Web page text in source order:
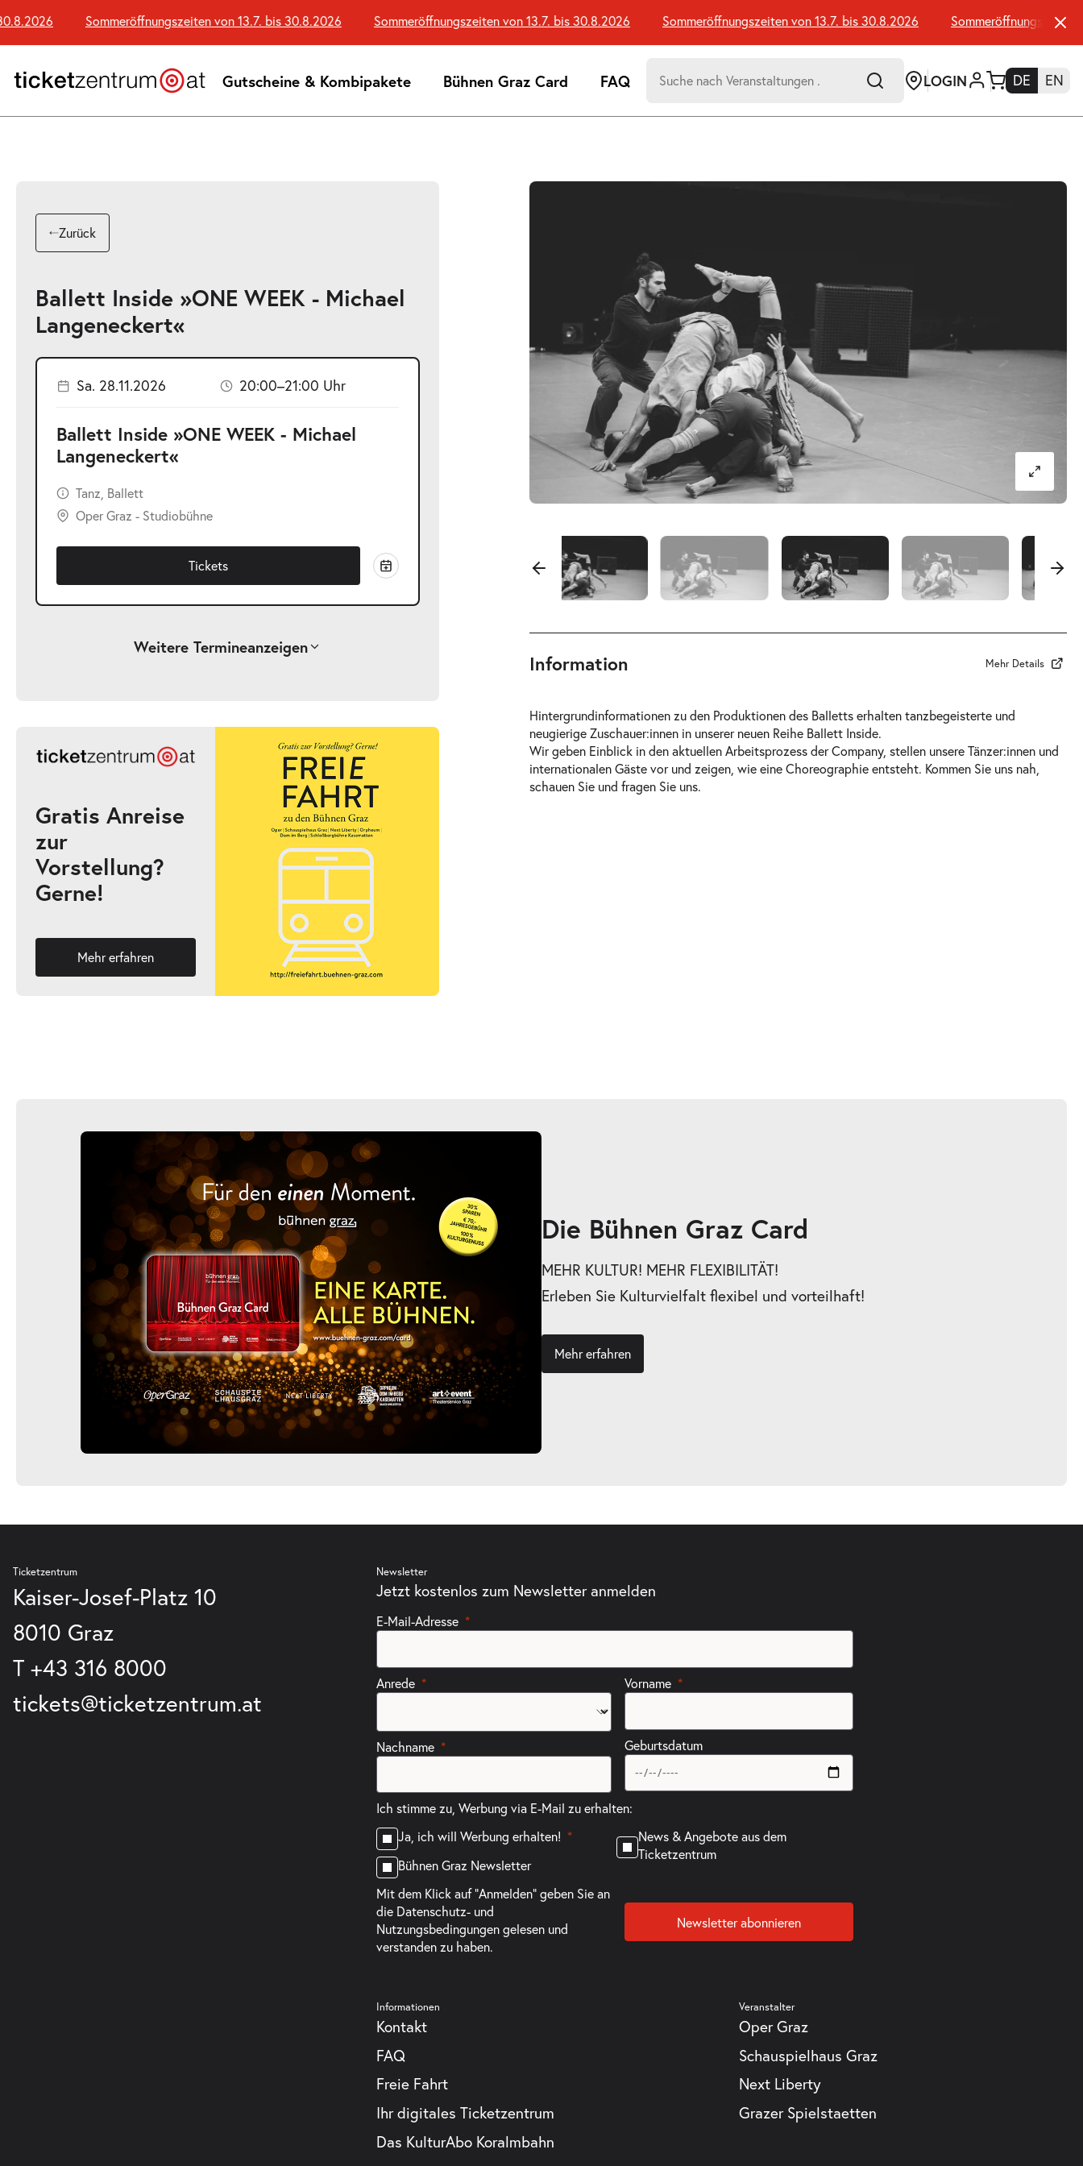
Seiteninhalt
Sommeröffnungszeiten von 13.7. bis 30.8.2026 Sommeröffnungszeiten von 13.7. bis 30.8.2026 Sommeröffnungszeiten von 13.7. bis 30.8.2026 Sommeröffnungszeiten
Gutscheine & Kombipakete Bühnen Graz Card FAQ
nach:
Anspringen
LOGIN DE EN
Zurück
Ballett Inside »ONE WEEK - Michael
Langeneckert«
Sa. 28.11.2026 20:00–21:00 Uhr
Ballett Inside »ONE WEEK - Michael
Langeneckert«
Tanz, Ballett
Oper Graz - Studiobühne
Tickets
Weitere Termineanzeigen
27.11.2026
Fr. 27.11.2026
Tickets
Ballett Inside »NEW MOVES - Jon Ole Olstad und
Heidi Vierthaler«
20:00–21:00 Uhr
Tickets
Gratis Anreise
zur
Vorstellung?
Gerne!
Mehr erfahren
Bildergalerie
Information Mehr Details
Hintergrundinformationen zu den Produktionen des Balletts erhalten tanzbegeisterte und
neugierige Zuschauer:innen in unserer neuen Reihe Ballett Inside.
Wir geben Einblick in den aktuellen Arbeitsprozess der Company, stellen unsere Tänzer:innen und
internationalen Gäste vor und zeigen, wie eine Choreographie entsteht. Kommen Sie uns nah,
schauen Sie und fragen Sie uns.
Die Bühnen Graz Card
MEHR KULTUR! MEHR FLEXIBILITÄT!
Erleben Sie Kulturvielfalt flexibel und vorteilhaft!
Mehr erfahren
Ticketzentrum
Kaiser-Josef-Platz 10
8010 Graz
T +43 316 8000
tickets@ticketzentrum.at
Newsletter
Jetzt kostenlos zum Newsletter anmelden
E-Mail-Adresse
Anrede
Nachname
Vorname
Geburtsdatum
Ich stimme zu, Werbung via E-Mail zu erhalten:
Ja, ich will Werbung erhalten!
Bühnen Graz Newsletter
News & Angebote aus dem
Ticketzentrum
Mit dem Klick auf "Anmelden" geben Sie an
die Datenschutz- und
Nutzungsbedingungengelesen und
verstanden zu haben.
Newsletter abonnieren
Informationen
Kontakt
FAQ
Freie Fahrt
Ihr digitales Ticketzentrum
Das KulturAbo Koralmbahn
Veranstalter
Oper Graz
Schauspielhaus Graz
Next Liberty
Grazer Spielstaetten